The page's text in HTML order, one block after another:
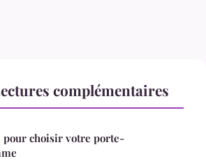
complémentaires
pour choisir votre porte-